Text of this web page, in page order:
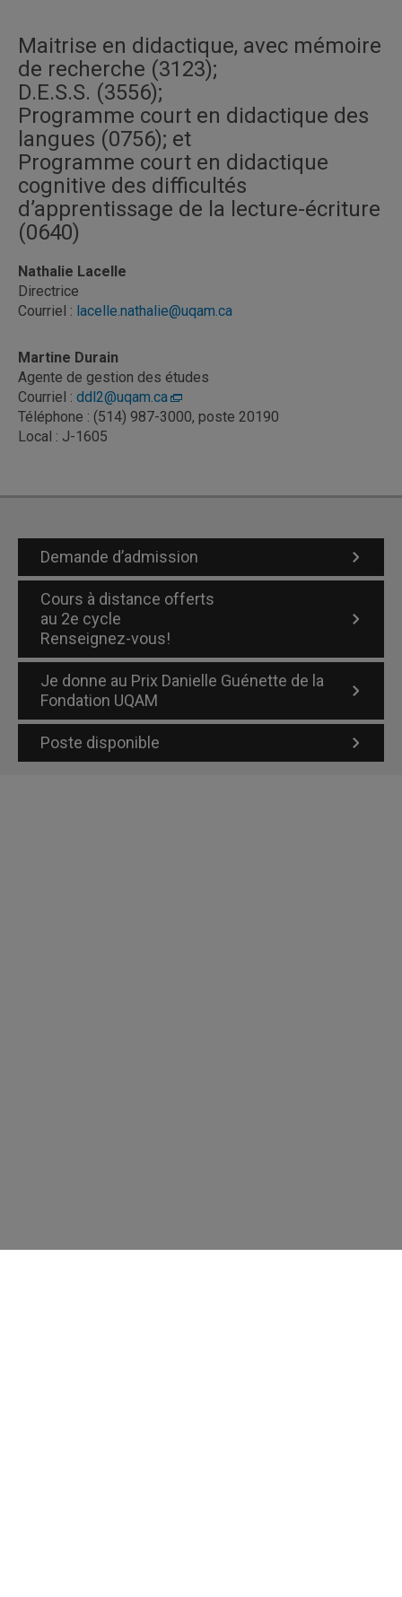
Maitrise en didactique, avec mémoire
de recherche (3123);
D.E.S.S. (3556);
Programme court en didactique des
langues (0756); et
Programme court en didactique
cognitive des difficultés
d’apprentissage de la lecture-écriture
(0640)
Nathalie Lacelle
Directrice
Courriel : lacelle.nathalie@uqam.ca
Martine Durain
Agente de gestion des études
Courriel : ddl2@uqam.ca
Téléphone : (514) 987-3000, poste 20190
Local : J-1605
Demande d’admission
Cours à distance offerts
au 2e cycle
Renseignez-vous!
Je donne au Prix Danielle Guénette de la
Fondation UQAM
Poste disponible